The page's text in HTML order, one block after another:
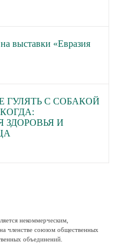
выставки «Евразия
ГУЛЯТЬ С СОБАКОЙ
ЗДОРОВЬЯ И
некоммерческим,
членстве союзом общественных
объединений.